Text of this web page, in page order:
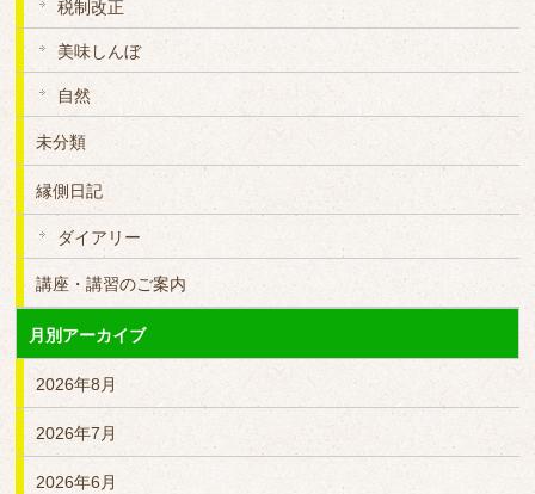
税制改正
美味しんぼ
自然
未分類
縁側日記
ダイアリー
講座・講習のご案内
月別アーカイブ
2026年8月
2026年7月
2026年6月